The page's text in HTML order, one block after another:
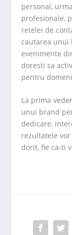
personal,
profesionale,
retelei de
cautarea unui
evenimente
doresti sa
pentru
La prima
unui brand
dedicare,
rezultatele
dorit, fie ca-ti